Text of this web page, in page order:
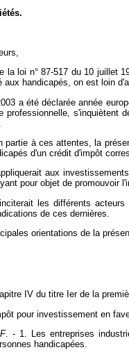
la loi n° 87-517 du 10 juillet
aux handicapés, on est loin
a été déclarée année
professionnelle, s'inquiètent
partie à ces attentes, la
d'un crédit d'impôt
aux
pour objet de promouvoir
les différents
de ces dernières.
orientations de la
IV du titre Ier de la
pour investissement en
F. - 1. Les entreprises
handicapées.